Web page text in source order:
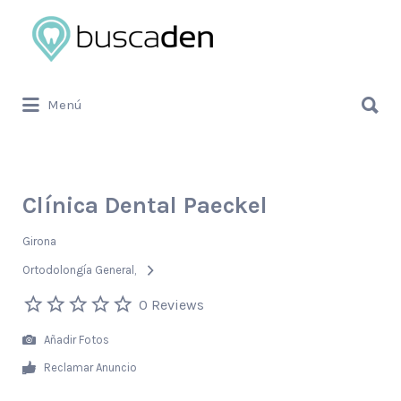
Buscar
por:
Menú
por:
Clínica Dental Paeckel
Girona
Ortodolongía General
0 Reviews
Añadir Fotos
Reclamar Anuncio